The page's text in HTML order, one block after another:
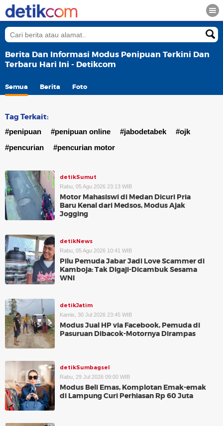
Berita Dan Informasi Modus Penipuan Terkini Dan
Terbaru Hari Ini - Detikcom
Semua Berita Foto
Tag Terkait:
#penipuan #penipuan online #jabodetabek
#ojk
#pencurian
#pencurian motor
detikSumut
Rabu, 05 Agu 2026 23:13 WIB
Motor Mahasiswi di Medan Dicuri Pria
Baru Kenal dari Medsos, Modus Ajak
Jogging
detikNews
Rabu, 05 Agu 2026 10:41 WIB
Pilu Pemuda Jabar Jadi Love Scammer di
Kamboja: Tak Digaji-Dicambuk Sesama
WNI
detikJatim
Kamis, 30 Jul 2026 23:45 WIB
Modus Jual HP via Facebook, Pemuda di
Pasuruan Dibacok-Motornya Dirampas
detikSumbagsel
Rabu, 29 Jul 2026 09:00 WIB
Modus Beli Emas, Komplotan Emak-emak
di Lampung Curi Perhiasan Rp 60 Juta